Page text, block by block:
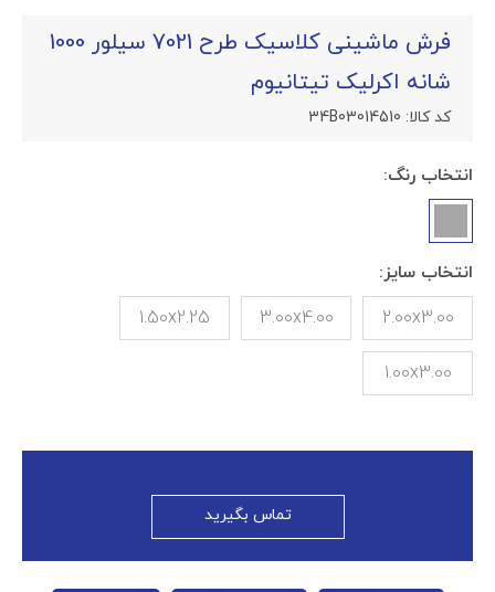
فرش ماشینی کلاسیک طرح 7021 سیلور 1000
شانه اکرلیک تیتانیوم
کد کالا: 34B03014510
انتخاب رنگ:
انتخاب سایز:
2.00x3.00
3.00x4.00
1.50x2.25
1.00x3.00
تماس بگیرید